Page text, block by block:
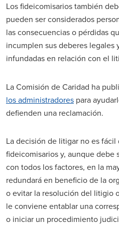
Los fideicomisarios también
pueden ser considerados
las consecuencias o pérdidas
incumplen sus deberes legales
infundadas en relación con el
La Comisión de Caridad ha
los administradores para
defienden una reclamación.
La decisión de litigar no es fácil
fideicomisarios y, aunque debe
con todos los factores, en la
redundará en beneficio de la
o evitar la resolución del litigio
le conviene entablar una
o iniciar un procedimiento